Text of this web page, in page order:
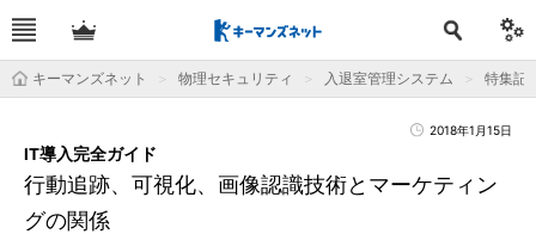
キーマンズネット 物理セキュリティ 入退室管理システム 特集記
2018年1月15日
行動追跡、可視化、画像認識技術とマーケティン
グの関係
IT導入完全ガイド